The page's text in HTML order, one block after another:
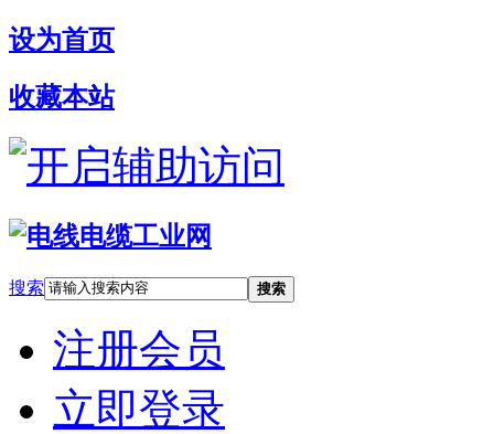
设为首页
收藏本站
开启辅助访问
搜索 搜索
注册会员
立即登录